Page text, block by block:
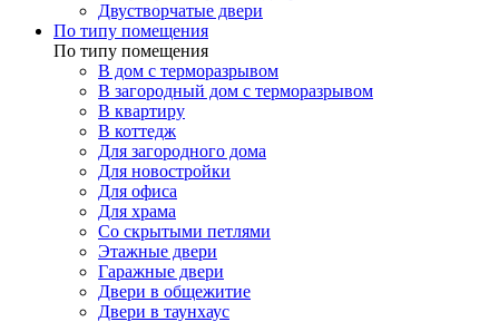
Двустворчатые двери
По типу помещения
По типу помещения
В дом с терморазрывом
В загородный дом с терморазрывом
В квартиру
В коттедж
Для загородного дома
Для новостройки
Для офиса
Для храма
Со скрытыми петлями
Этажные двери
Гаражные двери
Двери в общежитие
Двери в таунхаус